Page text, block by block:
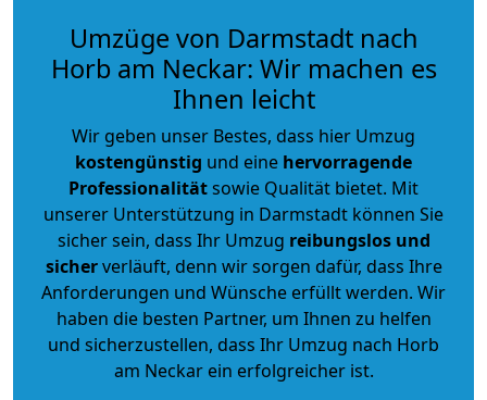
Umzüge von Darmstadt nach
Horb am Neckar: Wir machen es
Ihnen leicht
Wir geben unser Bestes, dass hier Umzug
kostengünstig und eine hervorragende
Professionalitätsowie Qualität bietet. Mit
unserer Unterstützung in Darmstadt können Sie
sicher sein, dass Ihr Umzug reibungslos und
sicherverläuft, denn wir sorgen dafür, dass Ihre
Anforderungen und Wünsche erfüllt werden. Wir
haben die besten Partner, um Ihnen zu helfen
und sicherzustellen, dass Ihr Umzug nach Horb
am Neckar ein erfolgreicher ist.